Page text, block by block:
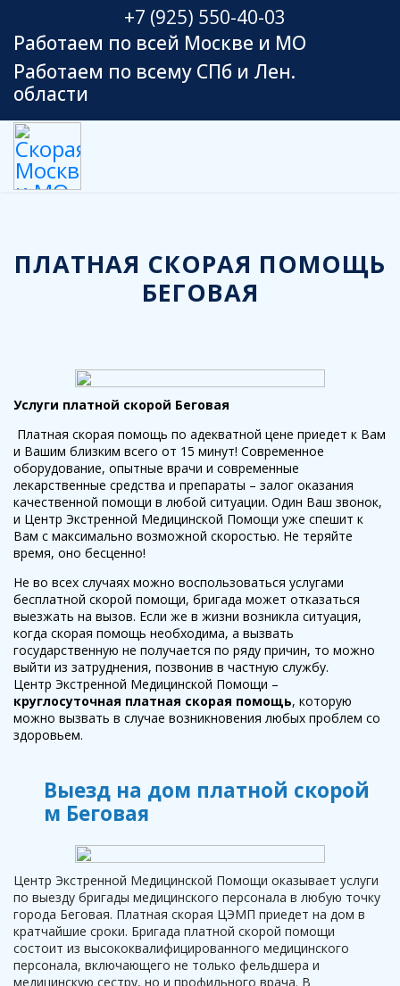
+7 (925) 550-40-03
Работаем по всей Москве и МО
Работаем по всему СПб и Лен.
области
ПЛАТНАЯ СКОРАЯ ПОМОЩЬ
БЕГОВАЯ
Услуги платной скорой Беговая
Платная скорая помощь по адекватной цене приедет к Вам
и Вашим близким всего от 15 минут! Современное
оборудование, опытные врачи и современные
лекарственные средства и препараты – залог оказания
качественной помощи в любой ситуации. Один Ваш звонок,
и Центр Экстренной Медицинской Помощи уже спешит к
Вам с максимально возможной скоростью. Не теряйте
время, оно бесценно!
Не во всех случаях можно воспользоваться услугами
бесплатной скорой помощи, бригада может отказаться
выезжать на вызов. Если же в жизни возникла ситуация,
когда скорая помощь необходима, а вызвать
государственную не получается по ряду причин, то можно
выйти из затруднения, позвонив в частную службу.
Центр Экстренной Медицинской Помощи –
круглосуточная платная скорая помощь, которую
можно вызвать в случае возникновения любых проблем со
здоровьем.
Выезд на дом платной скорой
м Беговая
Центр Экстренной Медицинской Помощи оказывает услуги
по выезду бригады медицинского персонала в любую точку
города Беговая. Платная скорая ЦЭМП приедет на дом в
кратчайшие сроки. Бригада платной скорой помощи
состоит из высококвалифицированного медицинского
персонала, включающего не только фельдшера и
медицинскую сестру, но и профильного врача. В